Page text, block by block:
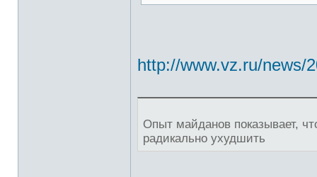
http://www.vz.ru/news/
Опыт майданов показывает,
радикально ухудшить